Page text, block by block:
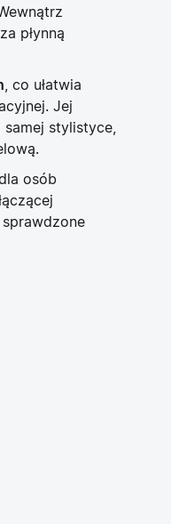
płynną
, co ułatwia
Jej
stylistyce,
osób